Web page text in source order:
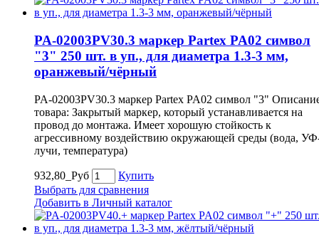
PA-02003PV30.3 маркер Partex PA02 символ
"3" 250 шт. в уп., для диаметра 1.3-3 мм,
оранжевый/чёрный
PA-02003PV30.3 маркер Partex PA02 символ "3"
товара: Закрытый маркер, который устанавливается на
провод до монтажа. Имеет хорошую стойкость к
агрессивному воздействию окружающей среды (вода,
лучи, температура)
932,80_Руб
Купить
Выбрать для сравнения
Добавить в Личный каталог